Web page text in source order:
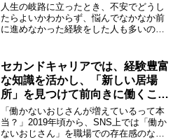
人生の岐路に立ったとき、不安でどうし
たらよいかわからず、悩んでなかなか前
に進めなかった経験をした人も多いので
生」の選択です。定年以降は、働くの
か、それともリタイアか、また...
セカンドキャリアでは、経験豊富
な知識を活かし、「新しい居場
所」を見つけて前向きに働くこと
が大切
「働かないおじさんが増えているって本
当？」2019年頃から、SNS上では「働か
ないおじさん」を職場での存在感のなさ